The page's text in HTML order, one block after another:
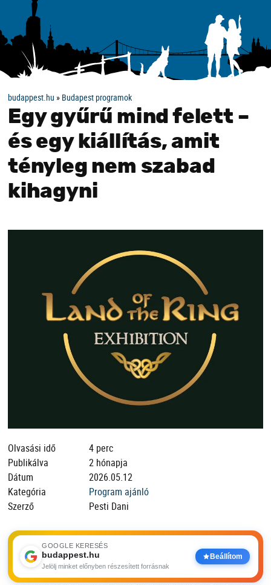
budappest.hu » Budapest programok
Egy gyűrű mind felett –
és egy kiállítás, amit
tényleg nem szabad
kihagyni
Olvasási idő
4 perc
Publikálva
2 hónapja
Dátum
2026.05.12
Kategória
Program ajánló
Szerző
Pesti Dani
GOOGLE KERESÉS
budappest.hu
Jelölj minket előnyben részesített forrásnak
Beállítom